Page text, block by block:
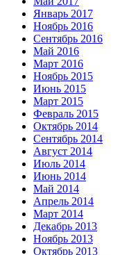
Январь 2017
Ноябрь 2016
Сентябрь 2016
Май 2016
Март 2016
Ноябрь 2015
Июнь 2015
Март 2015
Февраль 2015
Октябрь 2014
Сентябрь 2014
Август 2014
Июль 2014
Июнь 2014
Май 2014
Апрель 2014
Март 2014
Декабрь 2013
Ноябрь 2013
Октябрь 2013